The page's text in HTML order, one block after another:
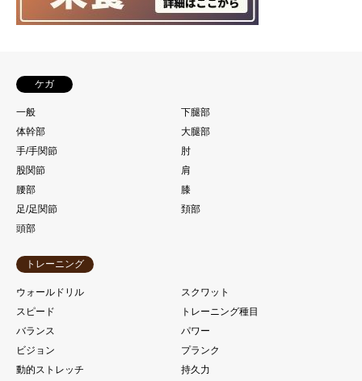
ケガ
一般
下腿部
体幹部
大腿部
手/手関節
肘
股関節
肩
腰部
膝
足/足関節
頚部
頭部
トレーニング
ウォールドリル
スクワット
スピード
トレーニング種目
バランス
パワー
ビジョン
プランク
動的ストレッチ
持久力